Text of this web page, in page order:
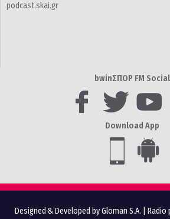
podcast.skai.gr
bwinΣΠΟΡ FM Social
Download App
Designed & Developed by Gloman S.A. Radio